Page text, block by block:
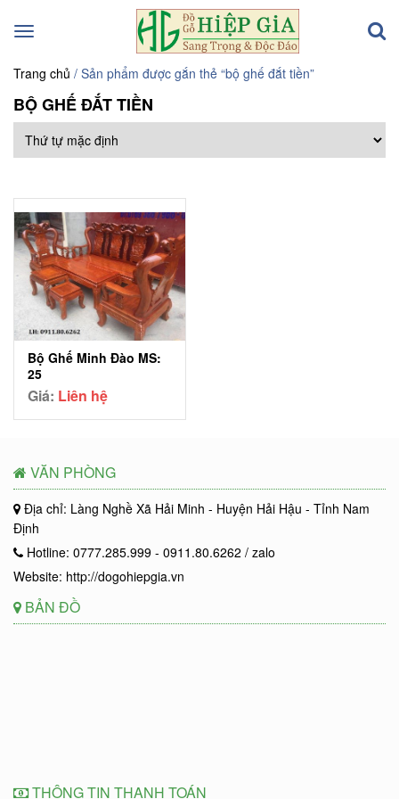
Toggle
Trang chủ / Sản phẩm được gắn thẻ “bộ ghế đắt tiền”
BỘ GHẾ ĐẮT TIỀN
Bộ Ghế Minh Đào MS:
25
Giá: Liên hệ
VĂN PHÒNG
Địa chỉ: Làng Nghề Xã Hải Minh - Huyện Hải Hậu - Tỉnh Nam
Định
Hotline: 0777.285.999 - 0911.80.6262 / zalo
Website: http://dogohiepgia.vn
BẢN ĐỒ
THÔNG TIN THANH TOÁN